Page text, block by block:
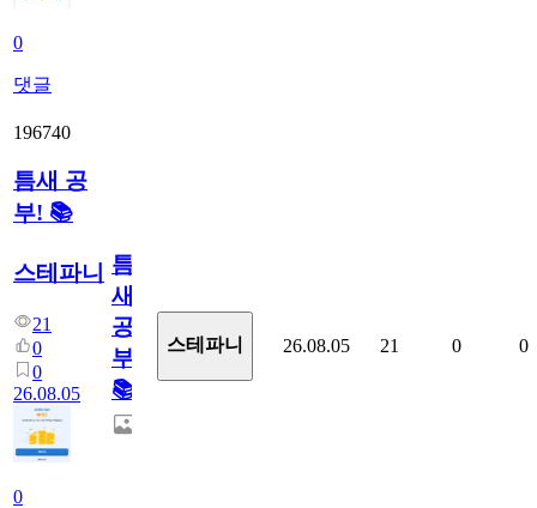
0
댓글
196740
틈새 공
부! 📚
스테파니
21
0
0
26.08.05
0
틈
새
공
부!
📚
스테파니 26.08.05 21 0 0